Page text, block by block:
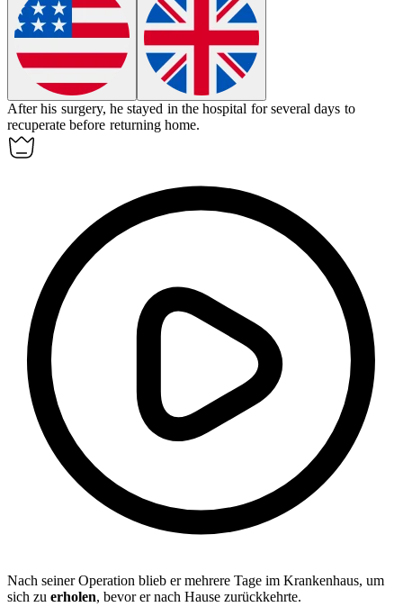
After his surgery, he stayed in the hospital for several days to
recuperate before returning home.
Nach seiner Operation blieb er mehrere Tage im Krankenhaus, um
sich zu erholen, bevor er nach Hause zurückkehrte.